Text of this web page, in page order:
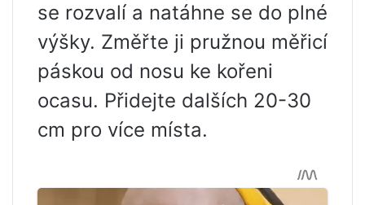
se rozvalí a natáhne se do plné
výšky. Změřte ji pružnou měřicí
páskou od nosu ke kořeni
ocasu. Přidejte dalších 20-30
cm pro více místa.